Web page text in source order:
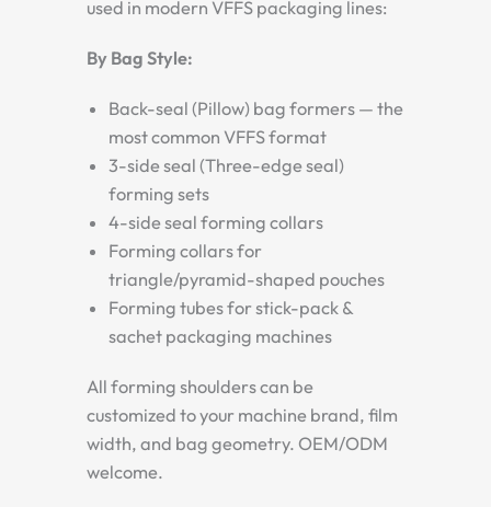
used in modern VFFS packaging lines:
By Bag Style:
Back-seal (Pillow) bag formers — the
most common VFFS format
3-side seal (Three-edge seal)
forming sets
4-side seal forming collars
Forming collars for
triangle/pyramid-shaped pouches
Forming tubes for stick-pack &
sachet packaging machines
All forming shoulders can be
customized to your machine brand, film
width, and bag geometry. OEM/ODM
welcome.